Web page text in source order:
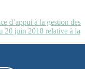
d’appui à la gestion des
20 juin 2018 relative à la